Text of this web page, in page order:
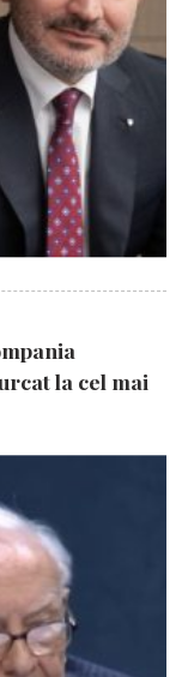
la cel mai